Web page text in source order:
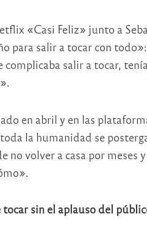
«Casi Feliz» junto a
para salir a tocar con
salir a tocar,
en abril y en las
la humanidad se
no volver a casa por meses
sin el aplauso del